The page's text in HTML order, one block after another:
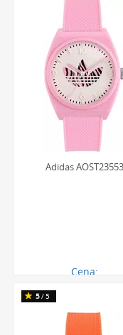
oraz krótkotrwałe
podczas mycia rąk
klasie
powierzchniowe.
nurkowania, które
Adidas AOST23553
Cena:
5/5